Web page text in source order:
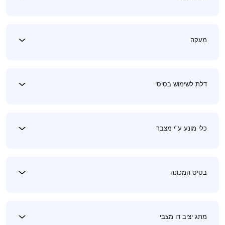
מעקה
דלת לשימוש בסיסי
כלי מונע ע"י מצבר
בסיס המכונה
מתג יציב דו מצבי